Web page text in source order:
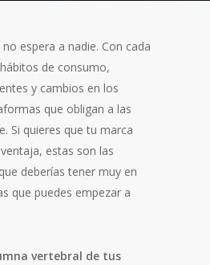
espera a nadie. Con cada
de consumo,
y cambios en los
que obligan a las
Si quieres que tu marca
estas son las
que deberías tener muy en
que puedes empezar a
vertebral de tus